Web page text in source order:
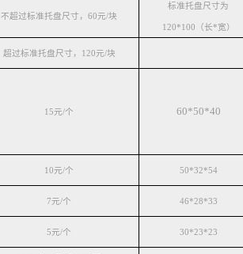
不超过标准托盘尺寸，60元/块
标准托盘尺寸为
120*100（长*宽）
超过标准托盘尺寸，120元/块
15元/个 60*50*40
10元/个 50*32*54
7元/个 46*28*33
5元/个 30*23*23